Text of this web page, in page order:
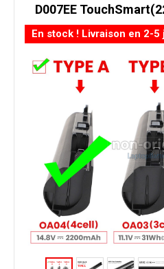
D007EE
En stock ! Livraison en 2-